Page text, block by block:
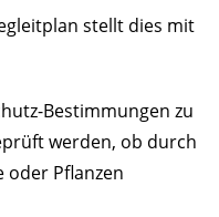
stellt dies mit
Bestimmungen zu
werden, ob durch
oder Pflanzen